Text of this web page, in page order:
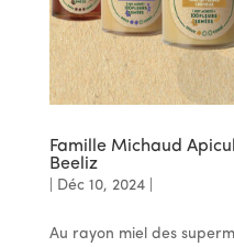
Famille Michaud
Beeliz
Déc 10, 2024|
Au rayon miel des